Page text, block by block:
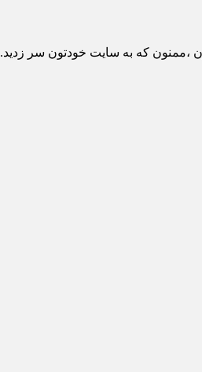
که به سایت خودتون سر زدید.